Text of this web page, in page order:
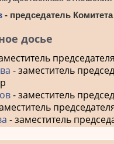
- председатель Комитета
досье
председателя
- заместитель
- заместитель
- заместитель